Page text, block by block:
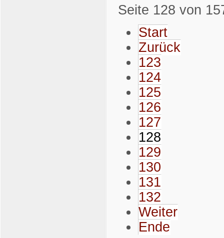
Seite 128 von
Start
Zurück
123
124
125
126
127
128
129
130
131
132
Weiter
Ende